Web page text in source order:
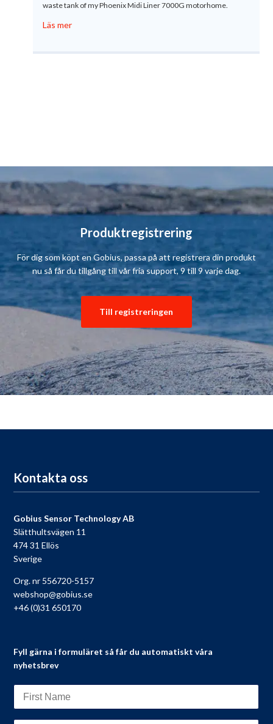
waste tank of my Phoenix Midi Liner 7000G motorhome.
Läs mer
Produktregistrering
För dig som köpt en Gobius, passa på att registrera din produkt
nu så får du tillgång till vår fria support, 9 till 9 varje dag.
Till registreringen
Kontakta oss
Gobius Sensor Technology AB
Slätthultsvägen 11
474 31 Ellös
Sverige
Org. nr 556720-5157
webshop@gobius.se
+46 (0)31 650170
Fyll gärna i formuläret så får du automatiskt våra
nyhetsbrev